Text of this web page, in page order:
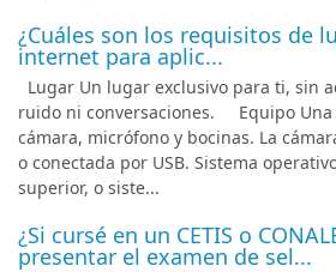
¿Cuáles son los requisitos de
internet para aplic...
Lugar Un lugar exclusivo para ti, sin
ruido ni conversaciones. Equipo Una
cámara, micrófono y bocinas. La
o conectada por USB. Sistema
superior, o siste...
¿Si cursé en un CETIS o
presentar el examen de sel...